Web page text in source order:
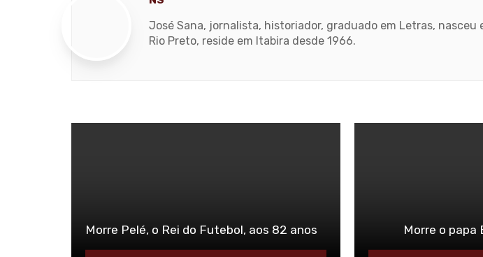
José Sana, jornalista, historiador, graduado em Letras, nasceu
Rio Preto, reside em Itabira desde 1966.
Morre Pelé, o Rei do Futebol, aos 82 anos Morre o papa